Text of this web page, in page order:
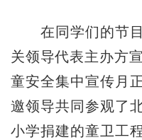
在同学们的节目
关领导代表主办方
童安全集中宣传月
邀领导共同参观了
小学捐建的童卫工